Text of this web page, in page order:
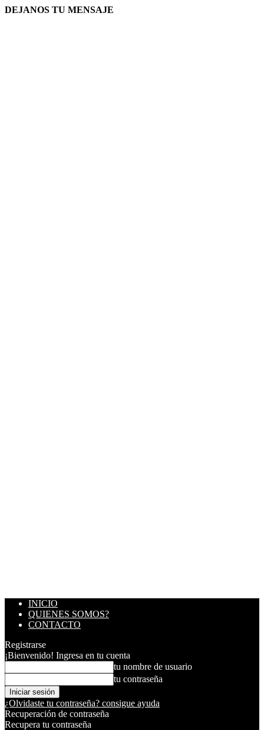
DEJANOS TU MENSAJE
INICIO
QUIENES SOMOS?
CONTACTO
Registrarse
¡Bienvenido! Ingresa en tu cuenta
tu nombre de usuario
tu contraseña
¿Olvidaste tu contraseña? consigue ayuda
Recuperación de contraseña
Recupera tu contraseña